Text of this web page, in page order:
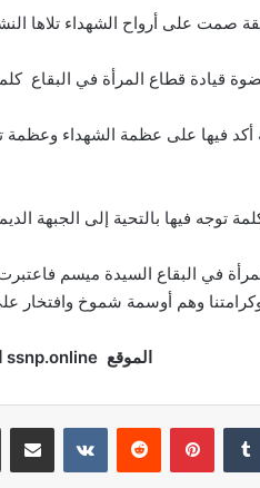
صمت على أرواح الشهداء تلاها
قيادة قطاع المرأة في البقاع
أكد فيها على عظمة الشهداء
توجه فيها بالتحية إلى الجبهة
في البقاع السيدة ميسم
وهم أوسمة شموخ وافتخار
الموقع
بينتيريست